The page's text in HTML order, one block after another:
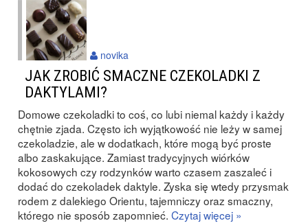
JAK ZROBIĆ SMACZNE CZEKOLADKI Z
DAKTYLAMI?
Domowe czekoladki to coś, co lubi niemal każdy i każdy
chętnie zjada. Często ich wyjątkowość nie leży w samej
czekoladzie, ale w dodatkach, które mogą być proste
albo zaskakujące. Zamiast tradycyjnych wiórków
kokosowych czy rodzynków warto czasem zaszaleć i
dodać do czekoladek daktyle. Zyska się wtedy przysmak
rodem z dalekiego Orientu, tajemniczy oraz smaczny,
którego nie sposób zapomnieć. Czytaj więcej »
novika